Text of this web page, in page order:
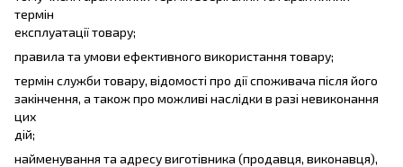
термін
експлуатації товару;
правила та умови ефективного використання товару;
термін служби товару, відомості про дії споживача після його
закінчення, а також про можливі наслідки в разі невиконання
цих
дій;
найменування та адресу виготівника (продавця, виконавця),